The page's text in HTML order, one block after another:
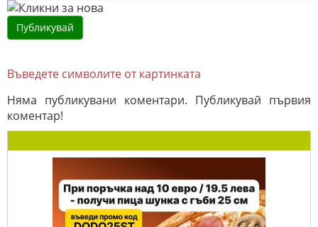
Въведете символите от картинката
Няма публикувани коментари. Публикувай първия
коментар!